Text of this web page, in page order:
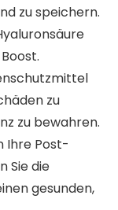
zu speichern.
zu
zu bewahren.
Ihre Post-
Sie die
gesunden,